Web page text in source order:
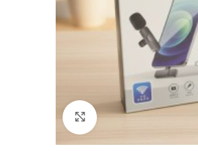
Click to enlarge